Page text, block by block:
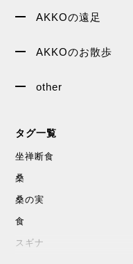
AKKOの遠足
AKKOのお散歩
other
タグ一覧
坐禅断食
桑
桑の実
食
スギナ